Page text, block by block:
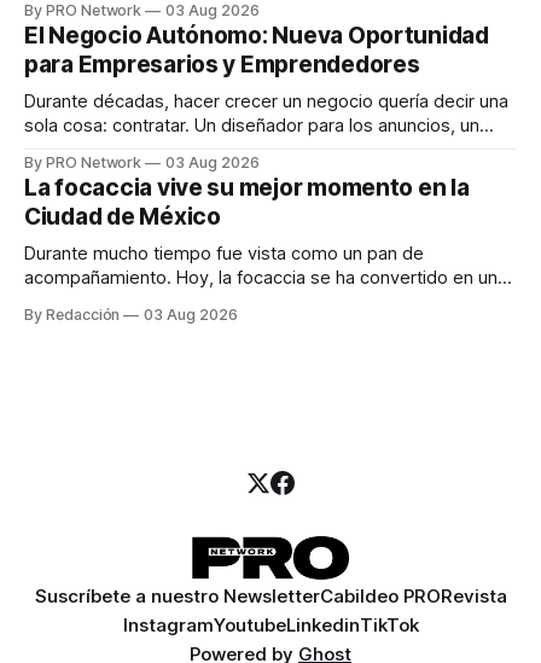
INTERIUS, el problema suele estar en otro lugar. Durante
una entrevista para el podcast SER PRO, el especialista en
marketing digital explicó que
By PRO Network 03 Aug 2026
El Negocio Autónomo: Nueva Oportunidad
para Empresarios y Emprendedores
Durante décadas, hacer crecer un negocio quería decir una
sola cosa: contratar. Un diseñador para los anuncios, un
para los textos, alguien que supiera de publicidad digital
para encontrar prospectos, un vendedor para atender
llamadas y mensajes, y —con suerte— una persona
By PRO Network 03 Aug 2026
La focaccia vive su mejor momento en la
Ciudad de México
Durante mucho tiempo fue vista como un pan de
acompañamiento. Hoy, la focaccia se ha convertido en uno
artesanal, ingredientes de calidad y experiencias que
By Redacción 03 Aug 2026
Suscríbete a nuestro NewsletterCabildeo PRORevista
InstagramYoutubeLinkedinTikTok
Powered by Ghost